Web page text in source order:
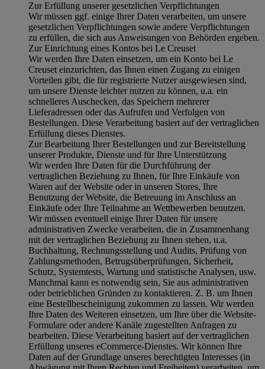
Zur Erfüllung unserer gesetzlichen Verpflichtungen
Wir müssen ggf. einige Ihrer Daten verarbeiten, um unsere
gesetzlichen Verpflichtungen sowie andere Verpflichtungen
zu erfüllen, die sich aus Anweisungen von Behörden ergeben.
Zur Einrichtung eines Kontos bei Le Creuset
Wir werden Ihre Daten einsetzen, um ein Konto bei Le
Creuset einzurichten, das Ihnen einen Zugang zu einigen
Vorteilen gibt, die für registrierte Nutzer ausgewiesen sind,
um unsere Dienste leichter nutzen zu können, u.a. ein
schnelleres Auschecken, das Speichern mehrerer
Lieferadressen oder das Aufrufen und Verfolgen von
Bestellungen. Diese Verarbeitung basiert auf der vertraglichen
Erfüllung dieses Dienstes.
Zur Bearbeitung Ihrer Bestellungen und zur Bereitstellung
unserer Produkte, Dienste und für Ihre Unterstützung
Wir werden Ihre Daten für die Durchführung der
vertraglichen Beziehung zu Ihnen, für Ihre Einkäufe von
Waren auf der Website oder in unseren Stores, Ihre
Benutzung der Website, die Betreuung im Anschluss an
Einkäufe oder Ihre Teilnahme an Wettbewerben benutzen.
Wir müssen eventuell einige Ihrer Daten für unsere
administrativen Zwecke verarbeiten, die in Zusammenhang
mit der vertraglichen Beziehung zu Ihnen stehen, u.a.
Buchhaltung, Rechnungsstellung und Audits, Prüfung von
Zahlungsmethoden, Betrugsüberprüfungen, Sicherheit,
Schutz, Systemtests, Wartung und statistische Analysen, usw.
Manchmal kann es notwendig sein, Sie aus administrativen
oder betrieblichen Gründen zu kontaktieren. Z. B. um Ihnen
eine Bestellbescheinigung zukommen zu lassen. Wir werden
Ihre Daten des Weiteren einsetzen, um Ihre über die Website-
Formulare oder andere Kanäle zugestellten Anfragen zu
bearbeiten. Diese Verarbeitung basiert auf der vertraglichen
Erfüllung unseres eCommerce-Dienstes. Wir können Ihre
Daten auf der Grundlage unseres berechtigten Interesses (in